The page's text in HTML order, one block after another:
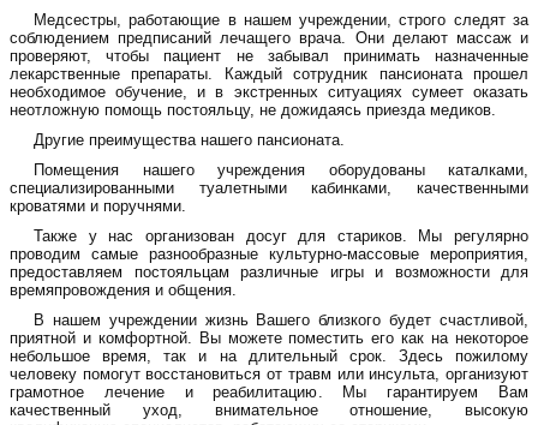
Медсестры, работающие в нашем учреждении, строго следят за
соблюдением предписаний лечащего врача. Они делают массаж и
проверяют, чтобы пациент не забывал принимать назначенные
лекарственные препараты. Каждый сотрудник пансионата прошел
необходимое обучение, и в экстренных ситуациях сумеет оказать
неотложную помощь постояльцу, не дожидаясь приезда медиков.
Другие преимущества нашего пансионата.
Помещения нашего учреждения оборудованы каталками,
специализированными туалетными кабинками, качественными
кроватями и поручнями.
Также у нас организован досуг для стариков. Мы регулярно
проводим самые разнообразные культурно-массовые мероприятия,
предоставляем постояльцам различные игры и возможности для
времяпровождения и общения.
В нашем учреждении жизнь Вашего близкого будет счастливой,
приятной и комфортной. Вы можете поместить его как на некоторое
небольшое время, так и на длительный срок. Здесь пожилому
человеку помогут восстановиться от травм или инсульта, организуют
грамотное лечение и реабилитацию. Мы гарантируем Вам
качественный уход, внимательное отношение, высокую